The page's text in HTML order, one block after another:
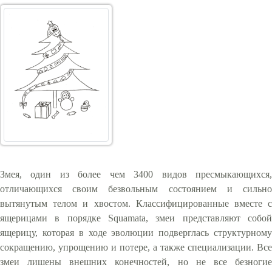
Змея, один из более чем 3400 видов пресмыкающихся,
отличающихся своим безвольным состоянием и сильно
вытянутым телом и хвостом. Классифицированные вместе с
ящерицами в порядке Squamata, змеи представляют собой
ящерицу, которая в ходе эволюции подверглась структурному
сокращению, упрощению и потере, а также специализации. Все
змеи лишены внешних конечностей, но не все безногие